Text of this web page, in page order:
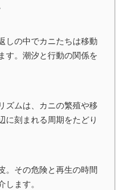
しの中でカニたちは移動
す。潮汐と行動の関係を
ズムは、カニの繁殖や移
に刻まれる周期をたどり
。その危険と再生の時間
します。